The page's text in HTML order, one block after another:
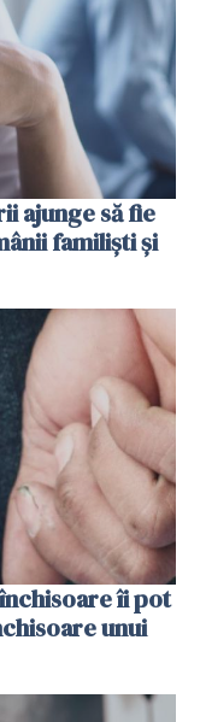
ajunge să fie
familiști și
îi pot
unui